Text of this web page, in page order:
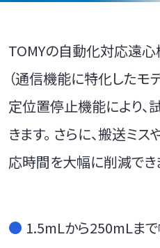
TOMYの自動化対応遠心
（通信機能に特化したモ
定位置停止機能により、
きます。 さらに、搬送ミ
応時間を大幅に削減でき
● 1.5mLから250mLまで